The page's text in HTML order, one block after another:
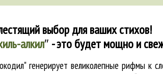
выбор для ваших стихов!
алкил″ - это будет мощно и
генерирует великолепные рифмы к